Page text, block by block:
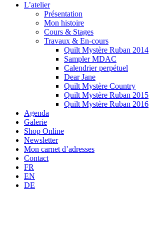
L’atelier
Présentation
Mon histoire
Cours & Stages
Travaux & En-cours
Quilt Mystère Ruban 2014
Sampler MDAC
Calendrier perpétuel
Dear Jane
Quilt Mystère Country
Quilt Mystère Ruban 2015
Quilt Mystère Ruban 2016
Agenda
Galerie
Shop Online
Newsletter
Mon carnet d’adresses
Contact
FR
EN
DE